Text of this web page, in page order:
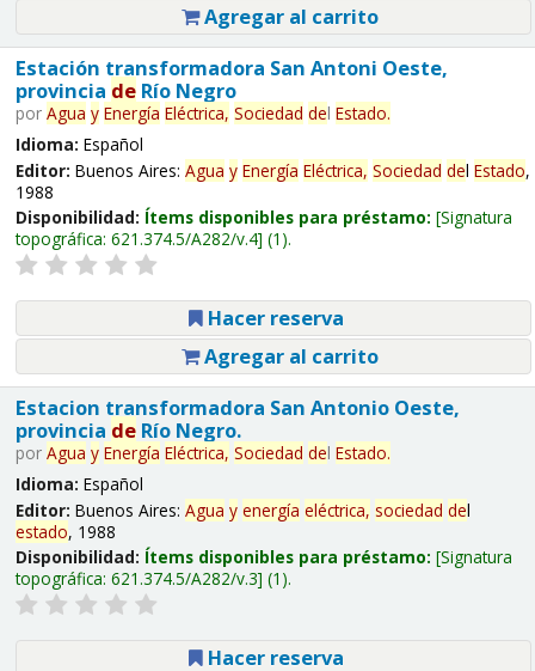
Agregar al carrito
Estación transformadora San Antoni Oeste,
provincia deRío Negro
por Agua y Energía Eléctrica, Sociedad del Estado.
Idioma: Español
Editor: Buenos Aires: Agua y Energía Eléctrica, Sociedad del Estado,
1988
Disponibilidad: Ítems disponibles para préstamo: Signatura
topográfica: 621.374.5/A282/v.4 (1).
Hacer reserva
Agregar al carrito
Estacion transformadora San Antonio Oeste,
provincia deRío Negro.
por Agua y Energía Eléctrica, Sociedad del Estado.
Idioma: Español
Editor: Buenos Aires: Agua y energía eléctrica, sociedad del
estado, 1988
Disponibilidad: Ítems disponibles para préstamo: Signatura
topográfica: 621.374.5/A282/v.3 (1).
Hacer reserva